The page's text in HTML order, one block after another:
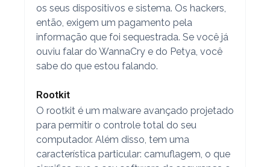
os seus dispositivos e sistema. Os hackers,
então, exigem um pagamento pela
informação que foi sequestrada. Se você já
ouviu falar do WannaCry e do Petya, você
sabe do que estou falando.
Rootkit
O rootkit é um malware avançado projetado
para permitir o controle total do seu
computador. Além disso, tem uma
característica particular: camuflagem, o que